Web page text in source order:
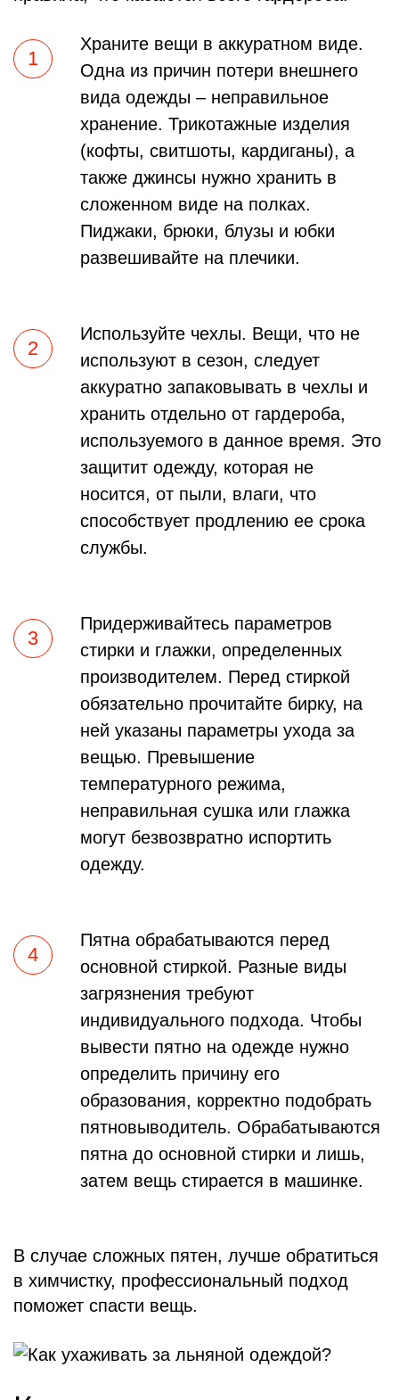
Храните вещи в аккуратном виде.
Одна из причин потери внешнего
вида одежды – неправильное
хранение. Трикотажные изделия
(кофты, свитшоты, кардиганы), а
также джинсы нужно хранить в
сложенном виде на полках.
Пиджаки, брюки, блузы и юбки
развешивайте на плечики.
Используйте чехлы. Вещи, что не
используют в сезон, следует
аккуратно запаковывать в чехлы и
хранить отдельно от гардероба,
используемого в данное время. Это
защитит одежду, которая не
носится, от пыли, влаги, что
способствует продлению ее срока
службы.
Придерживайтесь параметров
стирки и глажки, определенных
производителем. Перед стиркой
обязательно прочитайте бирку, на
ней указаны параметры ухода за
вещью. Превышение
температурного режима,
неправильная сушка или глажка
могут безвозвратно испортить
одежду.
Пятна обрабатываются перед
основной стиркой. Разные виды
загрязнения требуют
индивидуального подхода. Чтобы
вывести пятно на одежде нужно
определить причину его
образования, корректно подобрать
пятновыводитель. Обрабатываются
пятна до основной стирки и лишь,
затем вещь стирается в машинке.
В случае сложных пятен, лучше обратиться
в химчистку, профессиональный подход
поможет спасти вещь.